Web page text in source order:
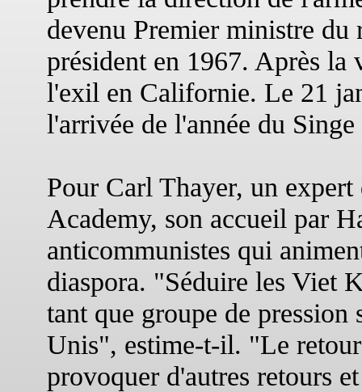
devenu Premier ministre
président en 1967. Après
l'exil en Californie. Le 21
l'arrivée de l'année du
Pour Carl Thayer, un
Academy, son accueil par
anticommunistes qui
diaspora. "Séduire les Viet
tant que groupe de
Unis", estime-t-il. "Le
provoquer d'autres retours